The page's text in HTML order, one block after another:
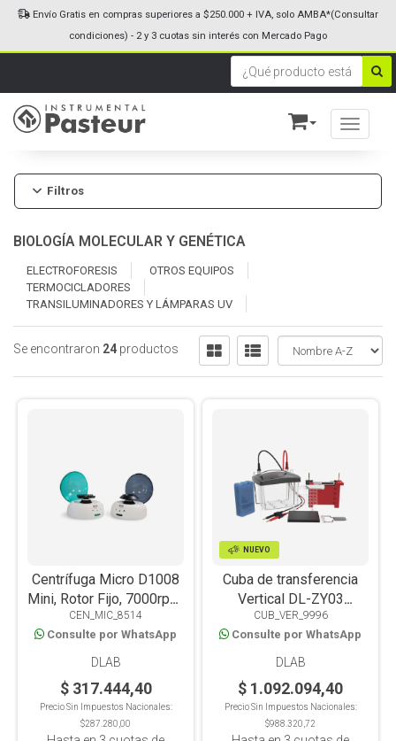
Toggle
Envío Gratis en compras superiores a $250.000 + IVA, solo AMBA*(Consultar
condiciones) - 2 y 3 cuotas sin interés con Mercado Pago
Filtros
BIOLOGÍA MOLECULAR Y GENÉTICA
ELECTROFORESIS
OTROS EQUIPOS
TERMOCICLADORES
TRANSILUMINADORES Y LÁMPARAS UV
Se encontraron 24 productos
Centrífuga Micro D1008
Mini, Rotor Fijo, 7000rpm,
8 Tubos De
0.2/0.5/1.5/2ml, 32
De 8 Tubos De 0.2ml
CEN_MIC_8514
Consulte por WhatsApp
DLAB
$ 317.444,40
Precio Sin Impuestos Nacionales:
$287.280,00
NUEVO
Cuba de transferencia
Vertical DL-ZY03
Western Blot
CUB_VER_9996
Consulte por WhatsApp
DLAB
$ 1.092.094,40
Precio Sin Impuestos Nacionales:
$988.320,72